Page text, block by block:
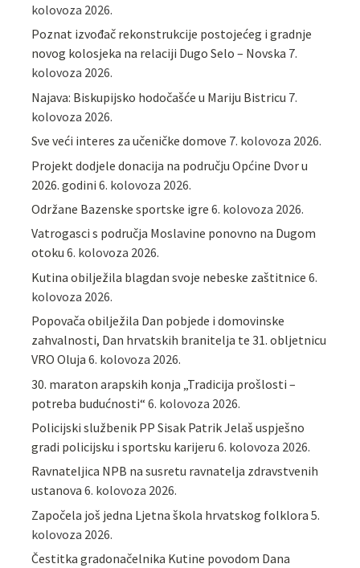
kolovoza 2026.
Poznat izvođač rekonstrukcije postojećeg i gradnje
novog kolosjeka na relaciji Dugo Selo – Novska 7.
kolovoza 2026.
Najava: Biskupijsko hodočašće u Mariju Bistricu 7.
kolovoza 2026.
Sve veći interes za učeničke domove 7. kolovoza 2026.
Projekt dodjele donacija na području Općine Dvor u
2026. godini 6. kolovoza 2026.
Održane Bazenske sportske igre 6. kolovoza 2026.
Vatrogasci s područja Moslavine ponovno na Dugom
otoku 6. kolovoza 2026.
Kutina obilježila blagdan svoje nebeske zaštitnice 6.
kolovoza 2026.
Popovača obilježila Dan pobjede i domovinske
zahvalnosti, Dan hrvatskih branitelja te 31. obljetnicu
VRO Oluja 6. kolovoza 2026.
30. maraton arapskih konja „Tradicija prošlosti –
potreba budućnosti“ 6. kolovoza 2026.
Policijski službenik PP Sisak Patrik Jelaš uspješno
gradi policijsku i sportsku karijeru 6. kolovoza 2026.
Ravnateljica NPB na susretu ravnatelja zdravstvenih
ustanova 6. kolovoza 2026.
Započela još jedna Ljetna škola hrvatskog folklora 5.
kolovoza 2026.
Čestitka gradonačelnika Kutine povodom Dana